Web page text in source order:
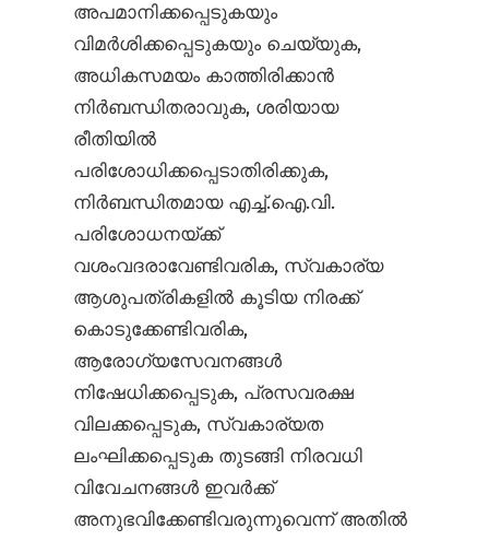
അപമാനിക്കപ്പെടുകയും
വിമർശിക്കപ്പെടുകയും ചെയ്യുക,
അധികസമയം കാത്തിരിക്കാൻ
നിർബന്ധിതരാവുക, ശരിയായ
രീതിയിൽ
പരിശോധിക്കപ്പെടാതിരിക്കുക,
നിർബന്ധിതമായ എച്ച്.ഐ.വി.
പരിശോധനയ്ക്ക്
വശംവദരാവേണ്ടിവരിക, സ്വകാര്യ
ആശുപത്രികളിൽ കൂടിയ നിരക്ക്
കൊടുക്കേണ്ടിവരിക,
ആരോഗ്യസേവനങ്ങൾ
നിഷേധിക്കപ്പെടുക, പ്രസവരക്ഷ
വിലക്കപ്പെടുക, സ്വകാര്യത
ലംഘിക്കപ്പെടുക തുടങ്ങി നിരവധി
വിവേചനങ്ങൾ ഇവർക്ക്
അനുഭവിക്കേണ്ടിവരുന്നുവെന്ന് അതിൽ